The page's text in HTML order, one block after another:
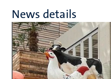
News details